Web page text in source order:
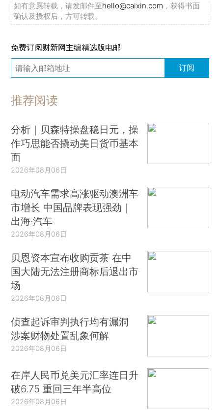
如有意愿转载，请发邮件至hello@caixin.com ，获得书面
确认及授权后，方可转载。
免费订阅财新网主编精选版电邮
订阅
推荐阅读
分析｜贝森特操盘稳日元，操
作巧思能否撬动美日货币基本
面
2026年08月06日
电动汽车需求高涨驱动澳洲车
市增长 中国品牌表现强劲｜
出海·汽车
2026年08月06日
贝恩资本宣布收购贡茶 在中
国大陆无法注册商标后退出市
场
2026年08月06日
侦查起诉审判执行均有漏洞
涉案财物处置乱象何解
2026年08月06日
在岸人民币兑美元汇率连日升
破6.75 重回三年半高位
2026年08月06日